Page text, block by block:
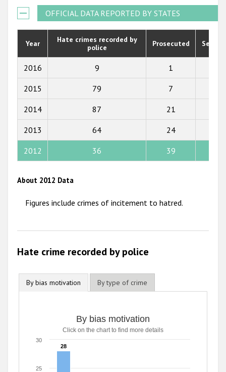
2021
2020
2015
2014
2009
OFFICIAL DATA REPORTED BY STATES
Year
Hate crimes recorded by
police
Prosecuted
2016 9 1
2015 79 7
2014 87 21
2013 64 24
2012 36 39
About 2012 Data
Figures include crimes of incitement to hatred.
Hate crime recorded by police
By bias motivation By type of crime
By bias motivation
Click on the chart to find more details
28
28
25
30